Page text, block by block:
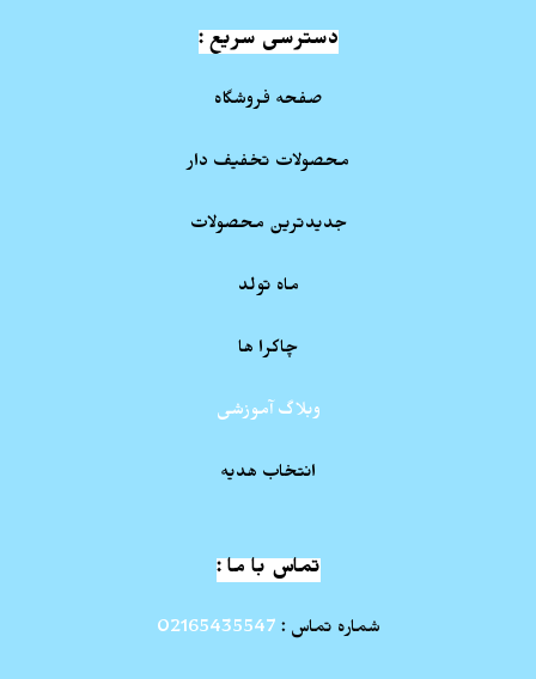
دسترسی سریع :
صفحه فروشگاه
محصولات تخفیف دار
جدیدترین محصولات
ماه تولد
چاکرا ها
وبلاگ آموزشی
انتخاب هدیه
تماس با ما :
شماره تماس : 02165435547